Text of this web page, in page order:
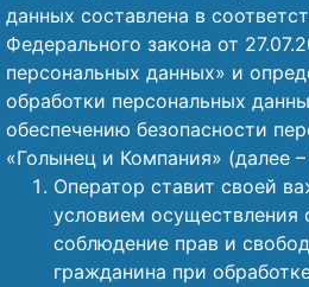
данных составлена в
Федерального закона от
персональных данных» и
обработки персональных
обеспечению безопасности
«Голынец и Компания» (далее
Оператор ставит своей
условием осуществления
соблюдение прав и
гражданина при